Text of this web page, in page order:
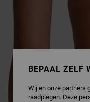
BEPAAL ZELF
Wij en onze partners
raadplegen. Deze